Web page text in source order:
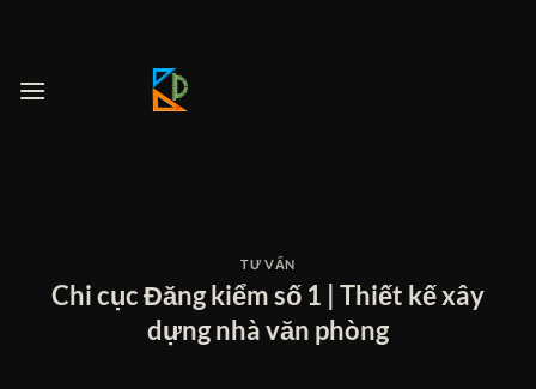
dung
TƯ VẤN
Chi cục Đăng kiểm số 1 | Thiết kế xây
dựng nhà văn phòng